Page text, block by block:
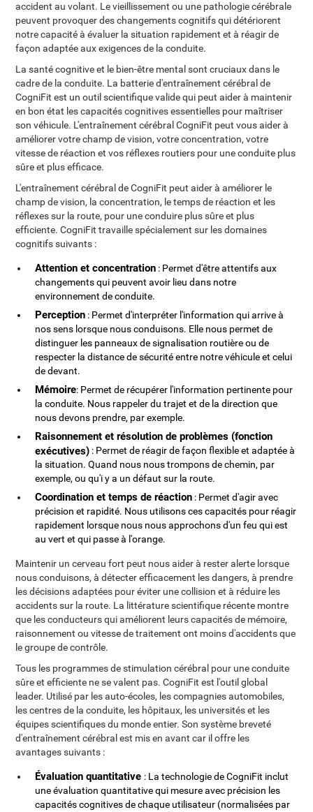
accident au volant. Le vieillissement ou une pathologie cérébrale
peuvent provoquer des changements cognitifs qui détériorent
notre capacité à évaluer la situation rapidement et à réagir de
façon adaptée aux exigences de la conduite.
La santé cognitive et le bien-être mental sont cruciaux dans le
cadre de la conduite. La batterie d'entraînement cérébral de
CogniFit est un outil scientifique valide qui peut aider à maintenir
en bon état les capacités cognitives essentielles pour maîtriser
son véhicule. L'entraînement cérébral CogniFit peut vous aider à
améliorer votre champ de vision, votre concentration, votre
vitesse de réaction et vos réflexes routiers pour une conduite plus
sûre et plus efficace.
L'entraînement cérébral de CogniFit peut aider à améliorer le
champ de vision, la concentration, le temps de réaction et les
réflexes sur la route, pour une conduire plus sûre et plus
efficiente. CogniFit travaille spécialement sur les domaines
cognitifs suivants :
Attention et concentration : Permet d'être attentifs aux
changements qui peuvent avoir lieu dans notre
environnement de conduite.
Perception : Permet d'interpréter l'information qui arrive à
nos sens lorsque nous conduisons. Elle nous permet de
distinguer les panneaux de signalisation routière ou de
respecter la distance de sécurité entre notre véhicule et celui
de devant.
Mémoire: Permet de récupérer l'information pertinente pour
la conduite. Nous rappeler du trajet et de la direction que
nous devons prendre, par exemple.
Raisonnement et résolution de problèmes (fonction
exécutives) : Permet de réagir de façon flexible et adaptée à
la situation. Quand nous nous trompons de chemin, par
exemple, ou qu'i y a un défaut sur la route.
Coordination et temps de réaction : Permet d'agir avec
précision et rapidité. Nous utilisons ces capacités pour réagir
rapidement lorsque nous nous approchons d'un feu qui est
au vert et qui passe à l'orange.
Maintenir un cerveau fort peut nous aider à rester alerte lorsque
nous conduisons, à détecter efficacement les dangers, à prendre
les décisions adaptées pour éviter une collision et à réduire les
accidents sur la route. La littérature scientifique récente montre
que les conducteurs qui améliorent leurs capacités de mémoire,
raisonnement ou vitesse de traitement ont moins d'accidents que
le groupe de contrôle.
Tous les programmes de stimulation cérébral pour une conduite
sûre et efficiente ne se valent pas. CogniFit est l'outil global
leader. Utilisé par les auto-écoles, les compagnies automobiles,
les centres de la conduite, les hôpitaux, les universités et les
équipes scientifiques du monde entier. Son système breveté
d'entraînement cérébral est mis en avant car il offre les
avantages suivants :
Évaluation quantitative : La technologie de CogniFit inclut
une évaluation quantitative qui mesure avec précision les
capacités cognitives de chaque utilisateur (normalisées par